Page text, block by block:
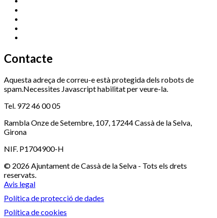
Contacte
Aquesta adreça de correu-e està protegida dels robots de
spam.Necessites Javascript habilitat per veure-la.
Tel. 972 46 00 05
Rambla Onze de Setembre, 107, 17244 Cassà de la Selva,
Girona
NIF. P1704900-H
© 2026 Ajuntament de Cassà de la Selva - Tots els drets
reservats.
Avis legal
Política de protecció de dades
Política de cookies